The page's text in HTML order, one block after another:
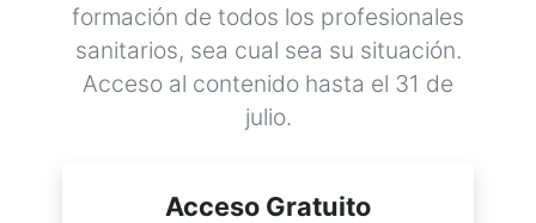
formación de todos los profesionales
sanitarios, sea cual sea su situación.
Acceso al contenido hasta el 31 de
julio.
Acceso Gratuito